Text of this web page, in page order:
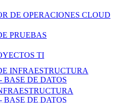
DE OPERACIONES CLOUD
PRUEBAS
TI
INFRAESTRUCTURA
BASE DE DATOS
BASE DE DATOS